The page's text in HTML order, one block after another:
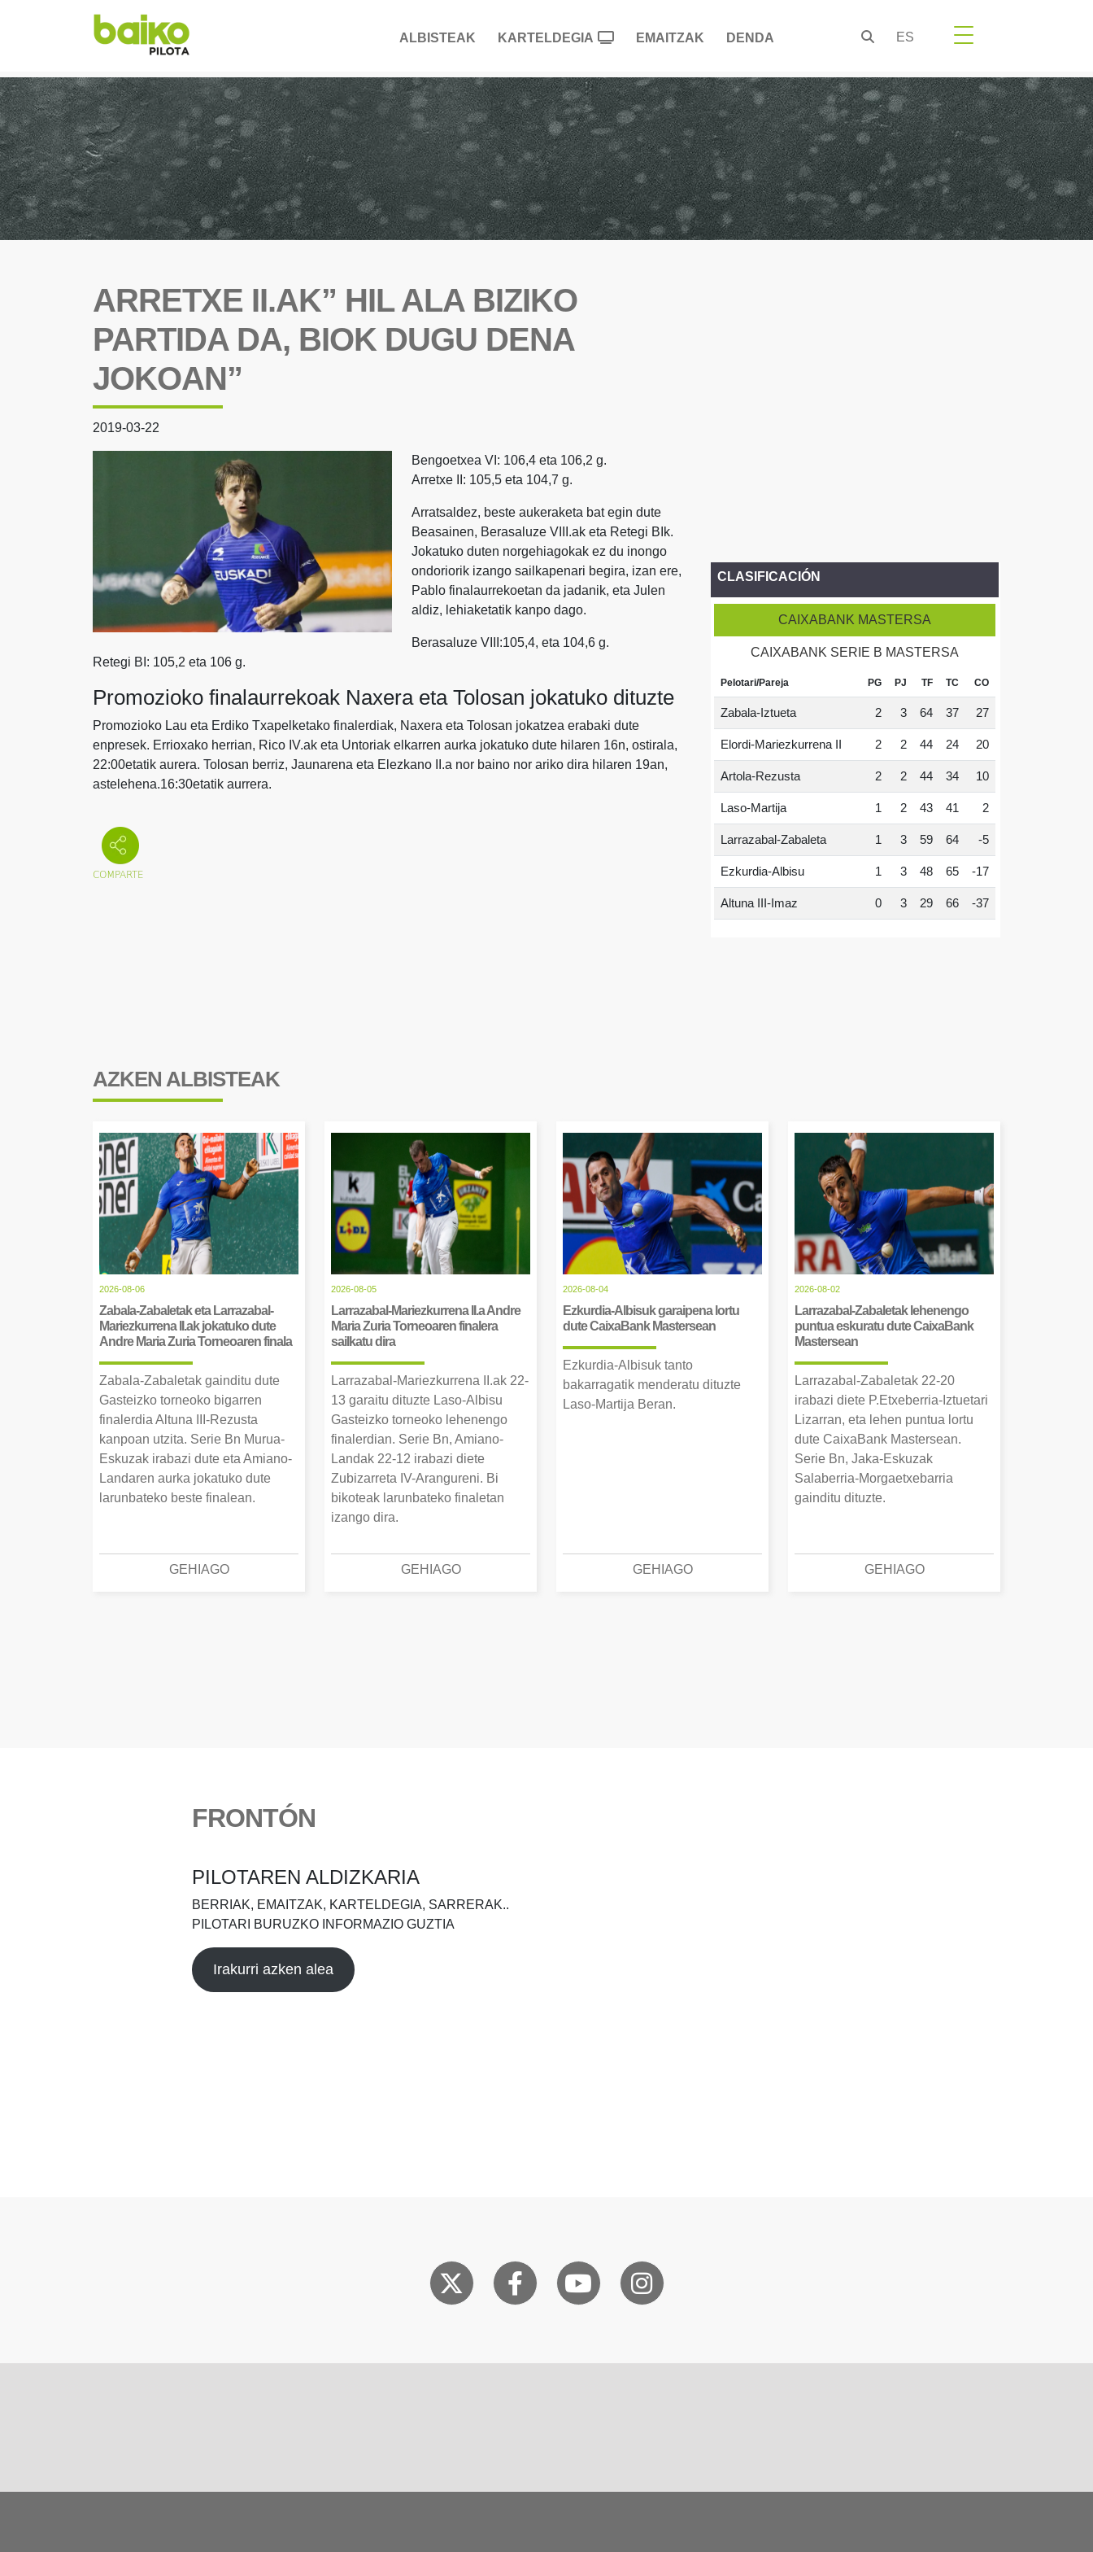
ALBISTEAK KARTELDEGIA EMAITZAK DENDA ES
ARRETXE II.AK” HIL ALA BIZIKO
PARTIDA DA, BIOK DUGU DENA
JOKOAN”
2019-03-22
Bengoetxea VI: 106,4 eta 106,2 g.
Arretxe II: 105,5 eta 104,7 g.
Arratsaldez, beste aukeraketa bat egin dute
Beasainen, Berasaluze VIII.ak eta Retegi BIk.
Jokatuko duten norgehiagokak ez du inongo
ondoriorik izango sailkapenari begira, izan ere,
Pablo finalaurrekoetan da jadanik, eta Julen
aldiz, lehiaketatik kanpo dago.
Berasaluze VIII:105,4, eta 104,6 g.
Retegi BI: 105,2 eta 106 g.
Promozioko finalaurrekoak Naxera eta Tolosan jokatuko dituzte
Promozioko Lau eta Erdiko Txapelketako finalerdiak, Naxera eta Tolosan jokatzea erabaki dute
enpresek. Errioxako herrian, Rico IV.ak eta Untoriak elkarren aurka jokatuko dute hilaren 16n, ostirala,
22:00etatik aurera. Tolosan berriz, Jaunarena eta Elezkano II.a nor baino nor ariko dira hilaren 19an,
astelehena.16:30etatik aurrera.
CLASIFICACIÓN
CAIXABANK MASTERSA
CAIXABANK SERIE B MASTERSA
Pelotari/Pareja PG PJ TF TC CO
Zabala-Iztueta 2 3 64 37 27
Elordi-Mariezkurrena II 2 2 44 24 20
Artola-Rezusta 2 2 44 34 10
Laso-Martija 1 2 43 41 2
Larrazabal-Zabaleta 1 3 59 64 -5
Ezkurdia-Albisu 1 3 48 65 -17
Altuna III-Imaz 0 3 29 66 -37
AZKEN ALBISTEAK
2026-08-06
Zabala-Zabaletak eta Larrazabal-
Mariezkurrena II.ak jokatuko dute
Andre Maria Zuria Torneoaren finala
Zabala-Zabaletak gainditu dute
Gasteizko torneoko bigarren
finalerdia Altuna III-Rezusta
kanpoan utzita. Serie Bn Murua-
Eskuzak irabazi dute eta Amiano-
Landaren aurka jokatuko dute
larunbateko beste finalean.
GEHIAGO
2026-08-05
Larrazabal-Mariezkurrena II.a Andre
Maria Zuria Torneoaren finalera
sailkatu dira
Larrazabal-Mariezkurrena II.ak 22-
13 garaitu dituzte Laso-Albisu
Gasteizko torneoko lehenengo
finalerdian. Serie Bn, Amiano-
Landak 22-12 irabazi diete
Zubizarreta IV-Arangureni. Bi
bikoteak larunbateko finaletan
izango dira.
GEHIAGO
2026-08-04
Ezkurdia-Albisuk garaipena lortu
dute CaixaBank Mastersean
Ezkurdia-Albisuk tanto
bakarragatik menderatu dituzte
Laso-Martija Beran.
GEHIAGO
2026-08-02
Larrazabal-Zabaletak lehenengo
puntua eskuratu dute CaixaBank
Mastersean
Larrazabal-Zabaletak 22-20
irabazi diete P.Etxeberria-Iztuetari
Lizarran, eta lehen puntua lortu
dute CaixaBank Mastersean.
Serie Bn, Jaka-Eskuzak
Salaberria-Morgaetxebarria
gainditu dituzte.
GEHIAGO
FRONTÓN
PILOTAREN ALDIZKARIA
BERRIAK, EMAITZAK, KARTELDEGIA, SARRERAK..
PILOTARI BURUZKO INFORMAZIO GUZTIA
Irakurri azken alea